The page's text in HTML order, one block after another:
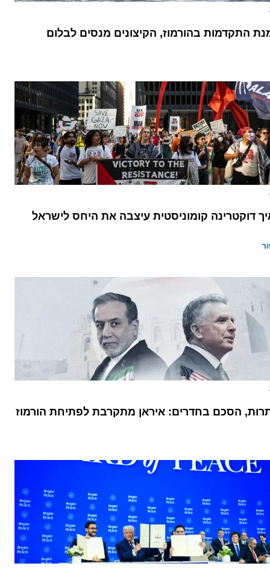
התקדמות בהורמוז, הקיצונים מנסים לבלום
דוקטרינה קומוניסטית עיצבה את היחס לישראל
הסכם בחדרים: איראן מתקרבת לפתיחת הורמוז